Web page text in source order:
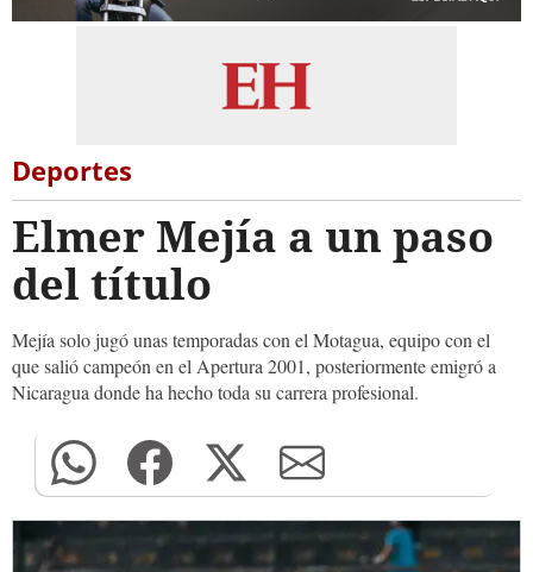
Deportes
Elmer Mejía a un paso
del título
Mejía solo jugó unas temporadas con el Motagua, equipo con el
que salió campeón en el Apertura 2001, posteriormente emigró a
Nicaragua donde ha hecho toda su carrera profesional.